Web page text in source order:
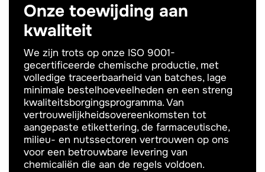
Onze toewijding aan
kwaliteit
We zijn trots op onze ISO 9001-
gecertificeerde chemische productie, met
volledige traceerbaarheid van batches, lage
minimale bestelhoeveelheden en een streng
kwaliteitsborgingsprogramma. Van
vertrouwelijkheidsovereenkomsten tot
aangepaste etikettering, de farmaceutische,
milieu- en nutssectoren vertrouwen op ons
voor een betrouwbare levering van
chemicaliën die aan de regels voldoen.